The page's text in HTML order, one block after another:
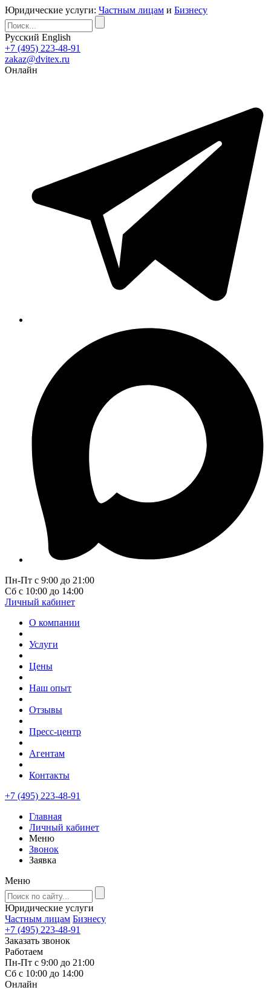
Юридические услуги: Частным лицам и Бизнесу
Русский English
+7 (495) 223-48-91
zakaz@dvitex.ru
Онлайн
Пн-Пт с 9:00 до 21:00
Сб с 10:00 до 14:00
Личный кабинет
О компании
Услуги
Цены
Наш опыт
Отзывы
Пресс-центр
Агентам
Контакты
+7 (495) 223-48-91
Главная
Личный кабинет
Меню
Звонок
Заявка
Меню
Юридические услуги
Частным лицам Бизнесу
+7 (495) 223-48-91
Заказать звонок
Работаем
Пн-Пт с 9:00 до 21:00
Сб с 10:00 до 14:00
Онлайн